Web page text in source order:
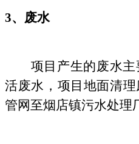
3、废水
项目产生的废水
活废水，项目地面清
管网至烟店镇污水处理